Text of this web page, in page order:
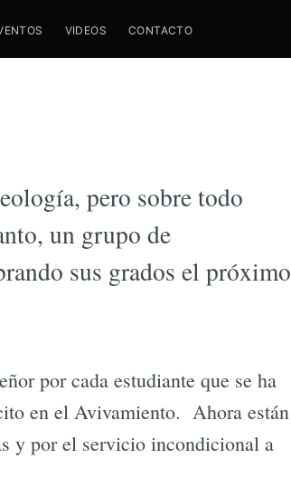
VIDEOS CONTACTO
Bíblico
pero sobre todo
un grupo de
sus grados el próximo
por cada estudiante que se ha
en el Avivamiento. Ahora están
y por el servicio incondicional a